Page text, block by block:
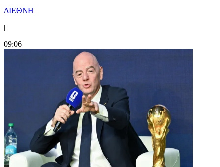
ΔΙΕΘΝΗ
|
09:06